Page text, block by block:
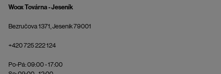
Woox Továrna - Jeseník
Bezručova 1371, Jeseník 79001
+420 725 222 124
Po-Pá: 09:00 - 17:00